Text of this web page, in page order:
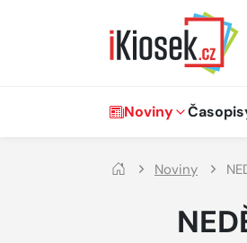
Hlavní navigace
Noviny
Noviny